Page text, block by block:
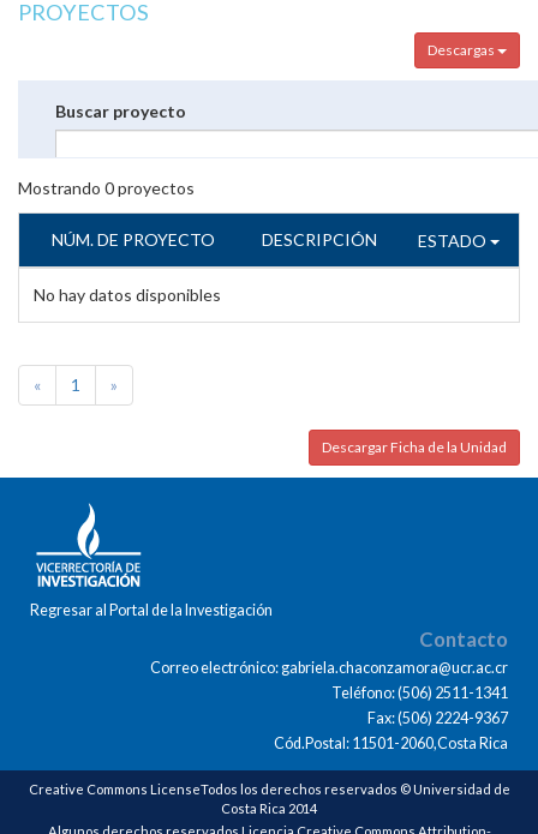
PROYECTOS
Descargas
Buscar proyecto
Mostrando 0proyectos
NÚM. DE PROYECTO DESCRIPCIÓN ESTADO
No hay datos disponibles
« 1 »
Descargar Ficha de la Unidad
Regresar al Portal de la Investigación
Contacto
Correo electrónico: gabriela.chaconzamora@ucr.ac.cr
Teléfono: (506) 2511-1341
Fax: (506) 2224-9367
Cód.Postal: 11501-2060,Costa Rica
Creative Commons LicenseTodos los derechos reservados © Universidad de
Costa Rica 2014